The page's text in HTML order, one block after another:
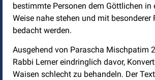
bestimmte Personen dem Göttlichen in
Weise nahe stehen und mit besonderer
bedacht werden.
Ausgehend von Parascha Mischpatim
Rabbi Lerner eindringlich davor,
Waisen schlecht zu behandeln. Der